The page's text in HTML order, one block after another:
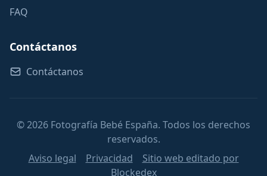
FAQ
Contáctanos
Contáctanos
© 2026 Fotografía Bebé España. Todos los derechos
reservados.
Aviso legal
Privacidad
Sitio web editado por
Blockedex